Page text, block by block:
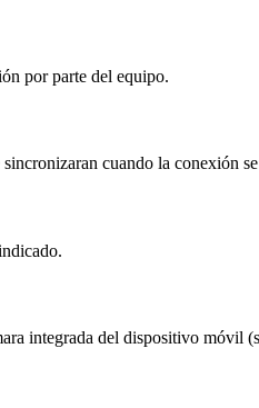
por parte del equipo.
cuando la conexión
integrada del dispositivo móvil